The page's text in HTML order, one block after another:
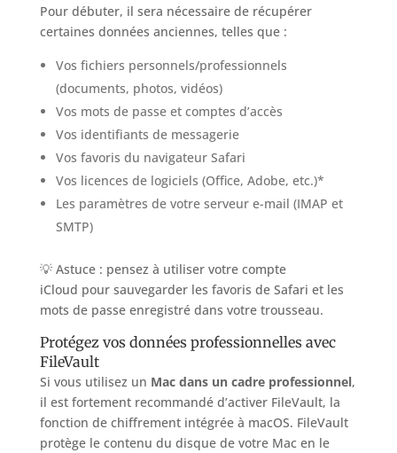
Pour débuter, il sera nécessaire de récupérer
certaines données anciennes, telles que :
Vos fichiers personnels/professionnels
(documents, photos, vidéos)
Vos mots de passe et comptes d’accès
Vos identifiants de messagerie
Vos favoris du navigateur Safari
Vos licences de logiciels (Office, Adobe, etc.)*
Les paramètres de votre serveur e-mail (IMAP et
SMTP)
💡 Astuce : pensez à utiliser votre compte
iCloud pour sauvegarder les favoris de Safari et les
mots de passe enregistré dans votre trousseau.
Protégez vos données professionnelles avec
FileVault
Si vous utilisez un Mac dans un cadre professionnel,
il est fortement recommandé d’activer FileVault, la
fonction de chiffrement intégrée à macOS. FileVault
protège le contenu du disque de votre Mac en le